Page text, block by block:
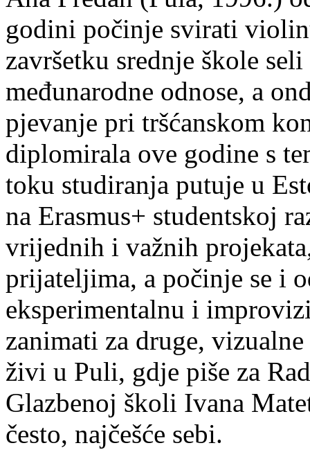
godini počinje svirati
završetku srednje škole
međunarodne odnose, a
pjevanje pri tršćanskom
diplomirala ove godine s
toku studiranja putuje u
na Erasmus+ studentskoj
vrijednih i važnih
prijateljima, a počinje se i
eksperimentalnu i
zanimati za druge,
živi u Puli, gdje piše za
Glazbenoj školi Ivana
često, najčešće sebi.